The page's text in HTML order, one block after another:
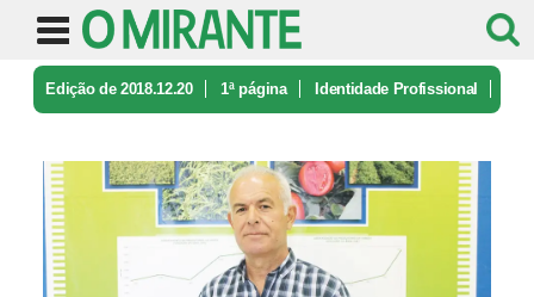
Edição de 2018.12.20 1ª página Identidade Profissional